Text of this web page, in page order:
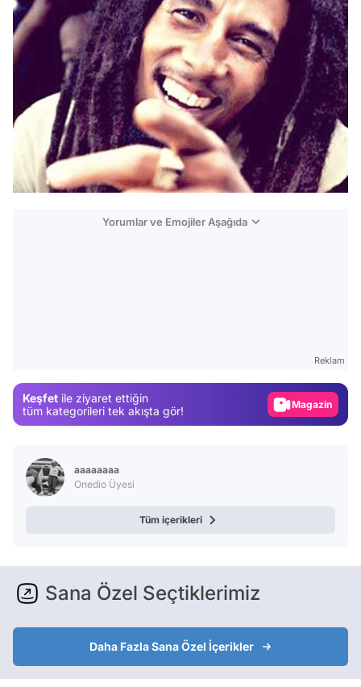
Yorumlar ve Emojiler Aşağıda
Reklam
Keşfet ile ziyaret ettiğin
tüm kategorileri tek akışta gör!
Magazin
aaaaaaaa
Onedio Üyesi
Tüm içerikleri
Sana Özel Seçtiklerimiz
Daha Fazla Sana Özel İçerikler